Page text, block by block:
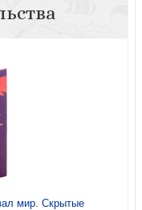
и страдании
мир. Скрытые